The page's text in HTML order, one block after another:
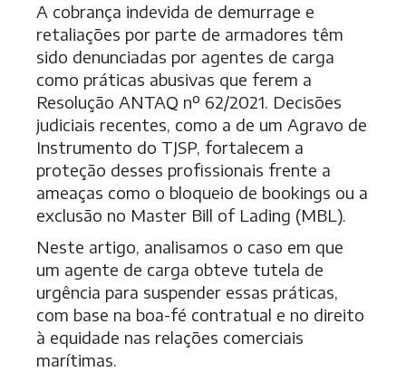
A cobrança indevida de demurrage e
retaliações por parte de armadores têm
sido denunciadas por agentes de carga
como práticas abusivas que ferem a
Resolução ANTAQ nº 62/2021. Decisões
judiciais recentes, como a de um Agravo de
Instrumento do TJSP, fortalecem a
proteção desses profissionais frente a
ameaças como o bloqueio de bookings ou a
exclusão no Master Bill of Lading (MBL).
Neste artigo, analisamos o caso em que
um agente de carga obteve tutela de
urgência para suspender essas práticas,
com base na boa-fé contratual e no direito
à equidade nas relações comerciais
marítimas.